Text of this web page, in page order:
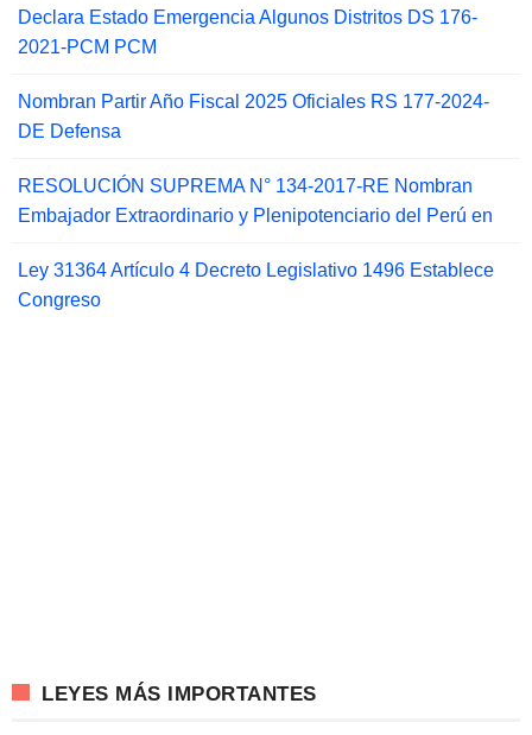
Declara Estado Emergencia Algunos Distritos DS 176-
2021-PCM PCM
Nombran Partir Año Fiscal 2025 Oficiales RS 177-2024-
DE Defensa
RESOLUCIÓN SUPREMA N° 134-2017-RE Nombran
Embajador Extraordinario y Plenipotenciario del Perú en
Ley 31364 Artículo 4 Decreto Legislativo 1496 Establece
Congreso
LEYES MÁS IMPORTANTES